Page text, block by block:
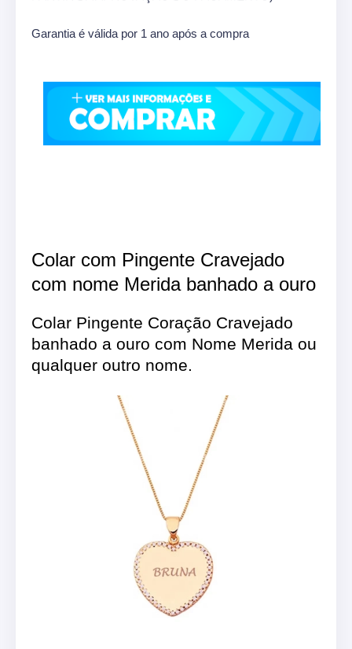
Garantia é válida por 1 ano após a compra
Colar com Pingente Cravejado
com nome Merida banhado a ouro
Colar Pingente Coração Cravejado
banhado a ouro com Nome Merida ou
qualquer outro nome.